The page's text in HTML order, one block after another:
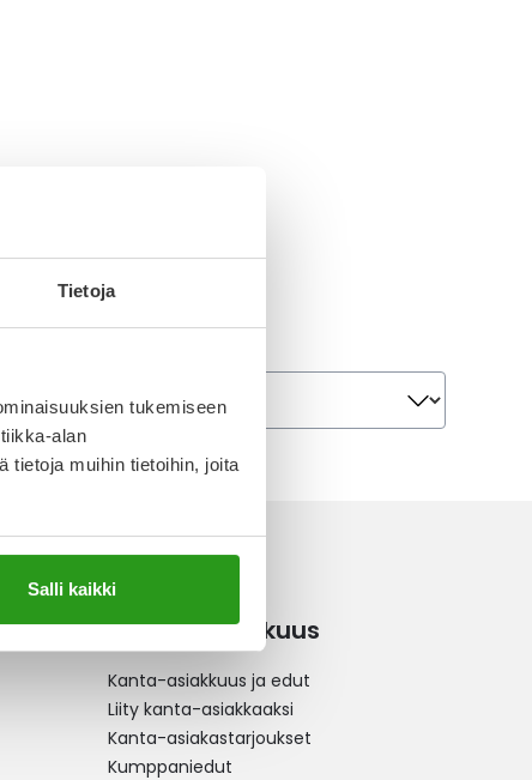
Tietoja
tukemiseen
alan
tietoja muihin tietoihin, joita
Salli kaikki
Kanta-asiakkuus
Kanta-asiakkuus ja edut
Liity kanta-asiakkaaksi
Kanta-asiakastarjoukset
Kumppaniedut